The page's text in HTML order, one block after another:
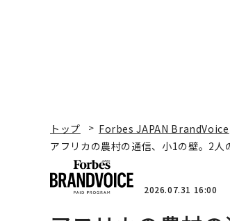
トップ Forbes JAPAN BrandVoice
アフリカの農村の通信、小1の壁。2人
2026.07.31 16:00